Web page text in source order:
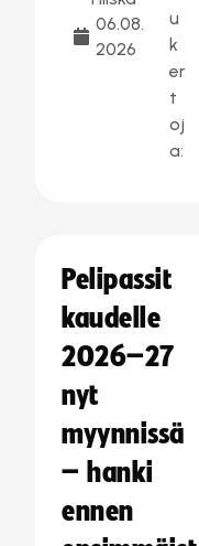
06.08.
2026
u
k
er
t
oj
a:
Pelipassit
kaudelle
2026–27
nyt
myynnissä
– hanki
ennen